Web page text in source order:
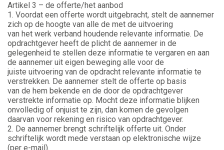
Artikel 3 – de offerte/het aanbod
1. Voordat een offerte wordt uitgebracht, stelt de aannemer
zich op de hoogte van alle de met de uitvoering
van het werk verband houdende relevante informatie. De
opdrachtgever heeft de plicht de aannemer in de
gelegenheid te stellen deze informatie te vergaren en aan
de aannemer uit eigen beweging alle voor de
juiste uitvoering van de opdracht relevante informatie te
verstrekken. De aannemer stelt de offerte op basis
van de hem bekende en de door de opdrachtgever
verstrekte informatie op. Mocht deze informatie blijken
onvolledig of onjuist te zijn, dan komen de gevolgen
daarvan voor rekening en risico van opdrachtgever.
2. De aannemer brengt schriftelijk offerte uit. Onder
schriftelijk wordt mede verstaan op elektronische wijze
(per e-mail).